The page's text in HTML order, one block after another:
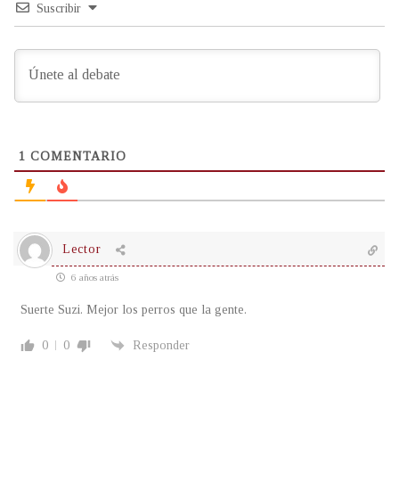
Suscribir
1 COMENTARIO
Lector
6 años atrás
Suerte Suzi. Mejor los perros que la gente.
0 0 Responder